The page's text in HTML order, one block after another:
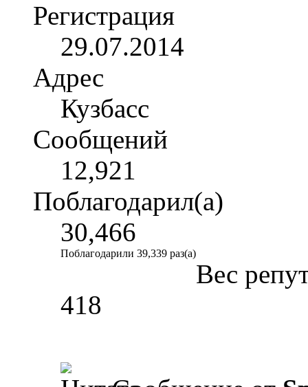
Регистрация
29.07.2014
Адрес
Кузбасс
Сообщений
12,921
Поблагодарил(а)
30,466
Поблагодарили 39,339 раз(а)
Вес
418